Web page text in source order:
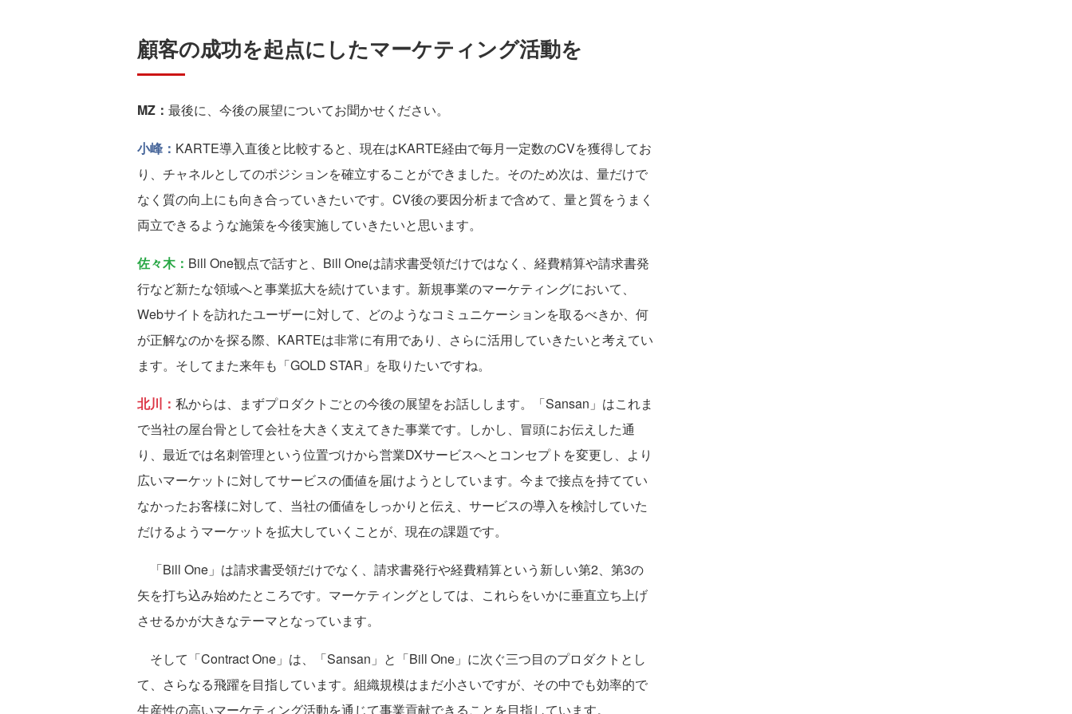
顧客の成功を起点にしたマーケティング活動を
MZ： 最後に、今後の展望についてお聞かせください。
小峰： KARTE導入直後と比較すると、現在はKARTE経由で毎月一定数のCVを獲得してお
り、チャネルとしてのポジションを確立することができました。そのため次は、量だけで
なく質の向上にも向き合っていきたいです。CV後の要因分析まで含めて、量と質をうまく
両立できるような施策を今後実施していきたいと思います。
佐々木： Bill One観点で話すと、Bill Oneは請求書受領だけではなく、経費精算や請求書発
行など新たな領域へと事業拡大を続けています。新規事業のマーケティングにおいて、
Webサイトを訪れたユーザーに対して、どのようなコミュニケーションを取るべきか、何
が正解なのかを探る際、KARTEは非常に有用であり、さらに活用していきたいと考えてい
ます。そしてまた来年も「GOLD STAR」を取りたいですね。
北川： 私からは、まずプロダクトごとの今後の展望をお話しします。「Sansan」はこれま
で当社の屋台骨として会社を大きく支えてきた事業です。しかし、冒頭にお伝えした通
り、最近では名刺管理という位置づけから営業DXサービスへとコンセプトを変更し、より
広いマーケットに対してサービスの価値を届けようとしています。今まで接点を持ててい
なかったお客様に対して、当社の価値をしっかりと伝え、サービスの導入を検討していた
だけるようマーケットを拡大していくことが、現在の課題です。
「Bill One」は請求書受領だけでなく、請求書発行や経費精算という新しい第2、第3の
矢を打ち込み始めたところです。マーケティングとしては、これらをいかに垂直立ち上げ
させるかが大きなテーマとなっています。
そして「Contract One」は、「Sansan」と「Bill One」に次ぐ三つ目のプロダクトとし
て、さらなる飛躍を目指しています。組織規模はまだ小さいですが、その中でも効率的で
生産性の高いマーケティング活動を通じて事業貢献できることを目指しています。